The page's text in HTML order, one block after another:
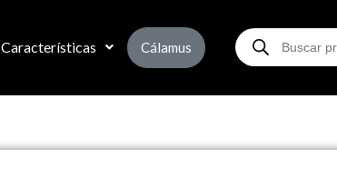
Características Cálamus